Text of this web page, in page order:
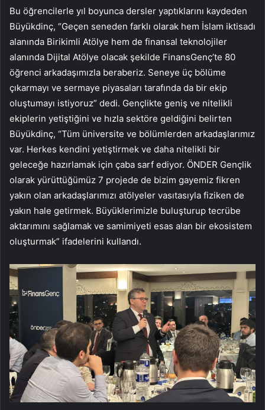
Bu öğrencilerle yıl boyunca dersler yaptıklarını kaydeden
Büyükdinç, “Geçen seneden farklı olarak hem İslam iktisadı
alanında Birikimli Atölye hem de finansal teknolojiler
alanında Dijital Atölye olacak şekilde FinansGenç’te 80
öğrenci arkadaşımızla beraberiz. Seneye üç bölüme
çıkarmayı ve sermaye piyasaları tarafında da bir ekip
oluştumayı istiyoruz” dedi. Gençlikte geniş ve nitelikli
ekiplerin yetiştiğini ve hızla sektöre geldiğini belirten
Büyükdinç, “Tüm üniversite ve bölümlerden arkadaşlarımız
var. Herkes kendini yetiştirmek ve daha nitelikli bir
geleceğe hazırlamak için çaba sarf ediyor. ÖNDER Gençlik
olarak yürüttüğümüz 7 projede de bizim gayemiz fikren
yakın olan arkadaşlarımızı atölyeler vasıtasıyla fiziken de
yakın hale getirmek. Büyüklerimizle buluşturup tecrübe
aktarımını sağlamak ve samimiyeti esas alan bir ekosistem
oluşturmak” ifadelerini kullandı.